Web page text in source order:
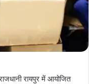
रायपुर में आयोजित